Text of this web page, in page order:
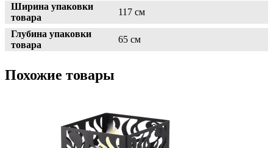
Ширина упаковки
товара
117 см
Глубина упаковки
товара
65 см
Похожие товары